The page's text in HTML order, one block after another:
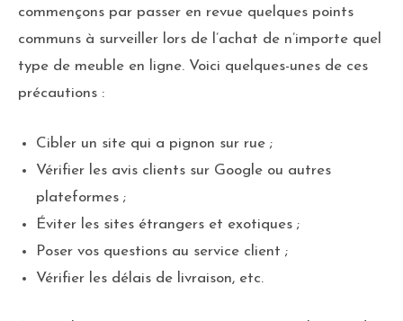
commençons par passer en revue quelques points
communs à surveiller lors de l’achat de n’importe quel
type de meuble en ligne. Voici quelques-unes de ces
précautions :
Cibler un site qui a pignon sur rue ;
Vérifier les avis clients sur Google ou autres
plateformes ;
Éviter les sites étrangers et exotiques ;
Poser vos questions au service client ;
Vérifier les délais de livraison, etc.